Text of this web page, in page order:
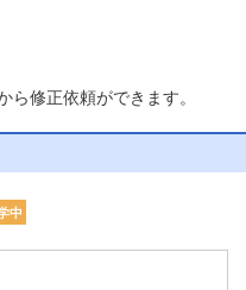
ら修正依頼ができます。
中